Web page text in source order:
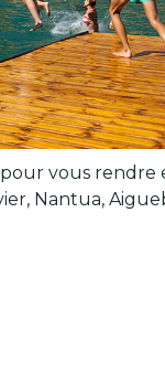
vous
Nantua,